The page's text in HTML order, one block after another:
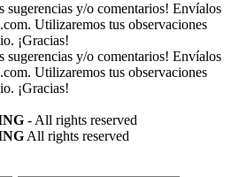
sugerencias y/o comentarios! Envíalos
. Utilizaremos tus observaciones
¡Gracias!
sugerencias y/o comentarios! Envíalos
. Utilizaremos tus observaciones
¡Gracias!
- All rights reserved
All rights reserved